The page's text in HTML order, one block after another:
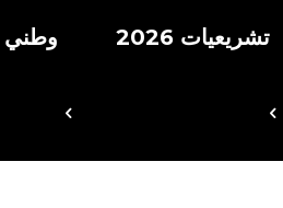
تشريعيات 2026 وطني